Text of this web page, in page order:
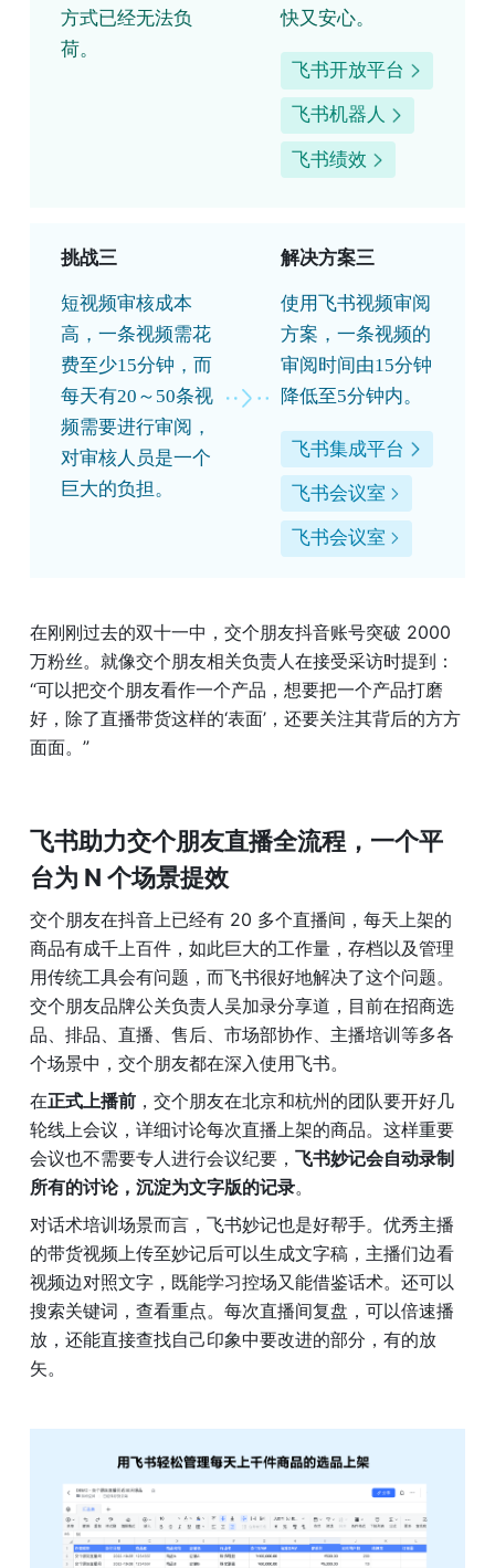
方式已经无法负
荷。
快又安心。
飞书开放平台
飞书机器人
飞书绩效
挑战三
短视频审核成本
高，一条视频需花
费至少15分钟，而
每天有20～50条视
频需要进行审阅，
对审核人员是一个
巨大的负担。
解决方案三
使用飞书视频审阅
方案，一条视频的
审阅时间由15分钟
降低至5分钟内。
飞书集成平台
飞书会议室
飞书会议室
在刚刚过去的双十一中，交个朋友抖音账号突破 2000
万粉丝。就像交个朋友相关负责人在接受采访时提到：
“可以把交个朋友看作一个产品，想要把一个产品打磨
好，除了直播带货这样的‘表面’，还要关注其背后的方方
面面。”
飞书助力交个朋友直播全流程，一个平
台为 N 个场景提效
交个朋友在抖音上已经有 20 多个直播间，每天上架的
商品有成千上百件，如此巨大的工作量，存档以及管理
用传统工具会有问题，而飞书很好地解决了这个问题。
交个朋友品牌公关负责人吴加录分享道，目前在招商选
品、排品、直播、售后、市场部协作、主播培训等多各
个场景中，交个朋友都在深入使用飞书。
在正式上播前 ，交个朋友在北京和杭州的团队要开好几
轮线上会议，详细讨论每次直播上架的商品。这样重要
会议也不需要专人进行会议纪要， 飞书妙记会自动录制
所有的讨论，沉淀为文字版的记录。
对话术培训场景而言，飞书妙记也是好帮手。优秀主播
的带货视频上传至妙记后可以生成文字稿，主播们边看
视频边对照文字，既能学习控场又能借鉴话术。还可以
搜索关键词，查看重点。每次直播间复盘，可以倍速播
放，还能直接查找自己印象中要改进的部分，有的放
矢。